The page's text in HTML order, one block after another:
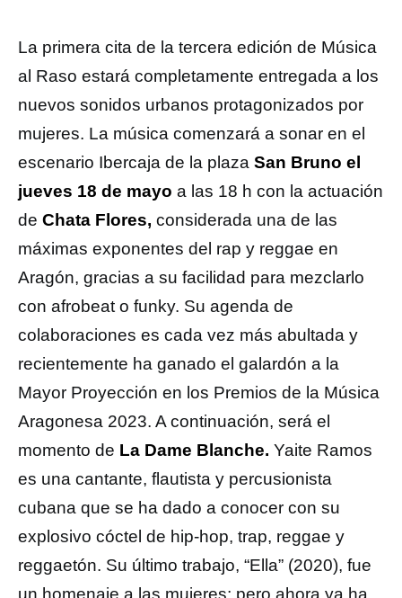
La primera cita de la tercera edición de Música
al Raso estará completamente entregada a los
nuevos sonidos urbanos protagonizados por
mujeres. La música comenzará a sonar en el
escenario Ibercaja de la plaza San Bruno el
jueves 18 de mayo a las 18 h con la actuación
de Chata Flores, considerada una de las
máximas exponentes del rap y reggae en
Aragón, gracias a su facilidad para mezclarlo
con afrobeat o funky. Su agenda de
colaboraciones es cada vez más abultada y
recientemente ha ganado el galardón a la
Mayor Proyección en los Premios de la Música
Aragonesa 2023. A continuación, será el
momento de La Dame Blanche. Yaite Ramos
es una cantante, flautista y percusionista
cubana que se ha dado a conocer con su
explosivo cóctel de hip-hop, trap, reggae y
reggaetón. Su último trabajo, “Ella” (2020), fue
un homenaje a las mujeres; pero ahora ya ha